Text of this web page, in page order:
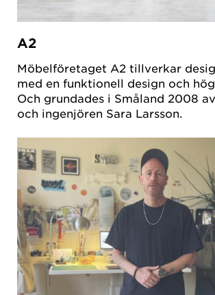
A2
Möbelföretaget A2 tillverkar
med en funktionell design och
Och grundades i Småland 2008
och ingenjören Sara Larsson.